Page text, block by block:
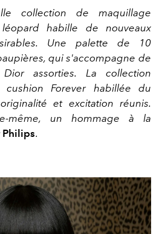
collection de maquillage
habille de nouveaux
Une palette de 10
qui s'accompagne de
assorties. La collection
Forever habillée du
et excitation réunis.
même, un hommage à la
Philips.